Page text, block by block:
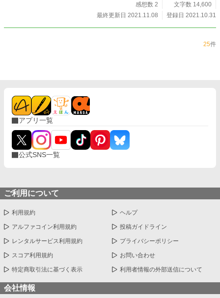
感想数 2
文字数 14,600
最終更新日 2021.11.08
登録日 2021.10.31
25件
アプリ一覧
公式SNS一覧
ご利用について
利用規約 ヘルプ
アルファコイン利用規約 投稿ガイドライン
レンタルサービス利用規約 プライバシーポリシー
スコア利用規約 お問い合わせ
特定商取引法に基づく表示 利用者情報の外部送信について
会社情報